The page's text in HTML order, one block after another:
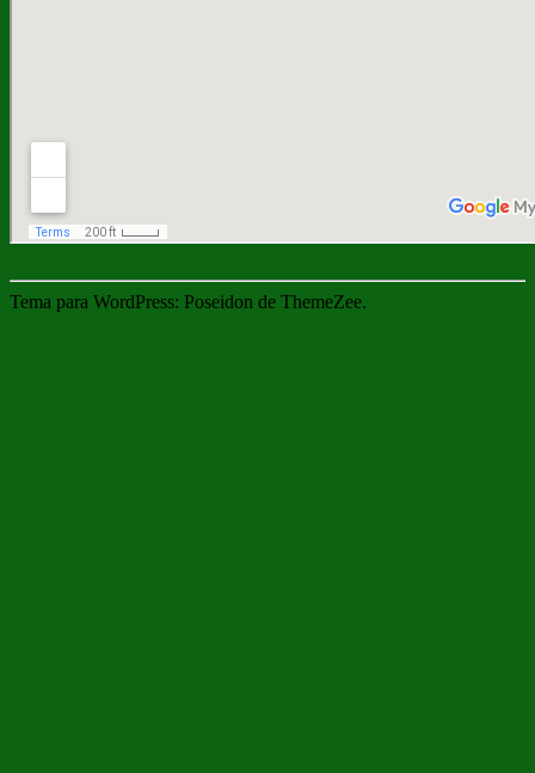
Tema para WordPress: Poseidon de ThemeZee.